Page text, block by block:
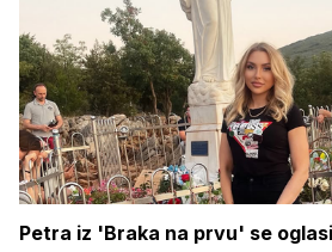
Petra iz 'Braka na prvu' se